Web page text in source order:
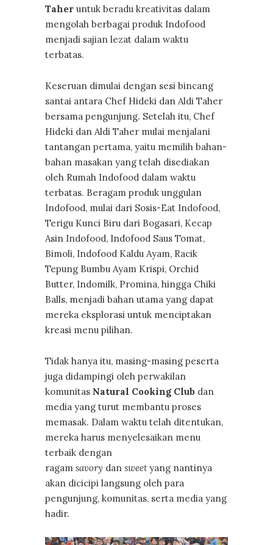
Taher untuk beradu kreativitas dalam
mengolah berbagai produk Indofood
menjadi sajian lezat dalam waktu
terbatas.
Keseruan dimulai dengan sesi bincang
santai antara Chef Hideki dan Aldi Taher
bersama pengunjung. Setelah itu, Chef
Hideki dan Aldi Taher mulai menjalani
tantangan pertama, yaitu memilih bahan-
bahan masakan yang telah disediakan
oleh Rumah Indofood dalam waktu
terbatas. Beragam produk unggulan
Indofood, mulai dari Sosis-Eat Indofood,
Terigu Kunci Biru dari Bogasari, Kecap
Asin Indofood, Indofood Saus Tomat,
Bimoli, Indofood Kaldu Ayam, Racik
Tepung Bumbu Ayam Krispi, Orchid
Butter, Indomilk, Promina, hingga Chiki
Balls, menjadi bahan utama yang dapat
mereka eksplorasi untuk menciptakan
kreasi menu pilihan.
Tidak hanya itu, masing-masing peserta
juga didampingi oleh perwakilan
komunitas Natural Cooking Club dan
media yang turut membantu proses
memasak. Dalam waktu telah ditentukan,
mereka harus menyelesaikan menu
terbaik dengan
ragam savory dan sweetyang nantinya
akan dicicipi langsung oleh para
pengunjung, komunitas, serta media yang
hadir.